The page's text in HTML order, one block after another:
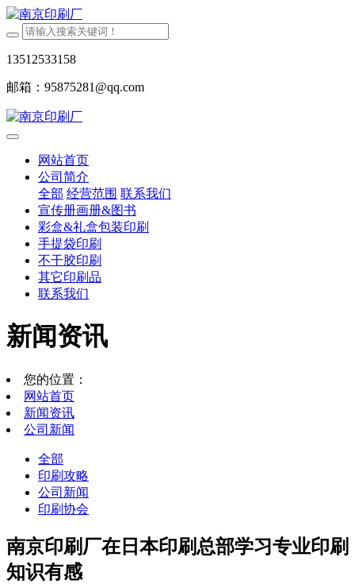
13512533158
邮箱：95875281@qq.com
网站首页
公司简介
全部 经营范围 联系我们
宣传册画册&图书
彩盒&礼盒包装印刷
手提袋印刷
不干胶印刷
其它印刷品
联系我们
新闻资讯
您的位置：
网站首页
新闻资讯
公司新闻
全部
印刷攻略
公司新闻
印刷协会
南京印刷厂在日本印刷总部学习专业印刷
知识有感